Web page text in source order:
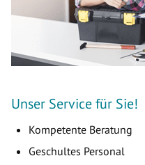
Unser Service für Sie!
Kompetente Beratung
Geschultes Personal